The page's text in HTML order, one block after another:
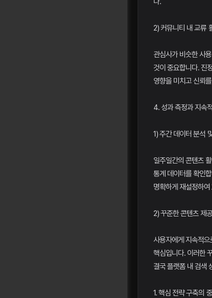
2) 커뮤니티 내 교류
관심사가 비슷한 사
것이 중요합니다. 진
영향을 미치고 신뢰
4. 성과 측정과 지속
1) 주간 데이터 분석
일주일간의 콘텐츠
통계 데이터를 확인
명확하게 재설정하
2) 꾸준한 콘텐츠 제
사용자에게 지속적
핵심입니다. 이러한
결국 플랫폼 내 검색
1. 핵심 전략 구축의